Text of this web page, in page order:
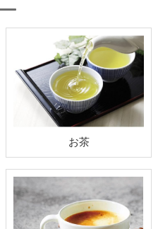
お茶